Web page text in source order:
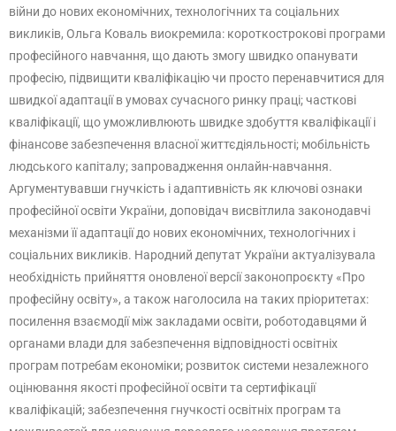
війни до нових економічних, технологічних та соціальних
викликів, Ольга Коваль виокремила: короткострокові програми
професійного навчання, що дають змогу швидко опанувати
професію, підвищити кваліфікацію чи просто перенавчитися для
швидкої адаптації в умовах сучасного ринку праці; часткові
кваліфікації, що уможливлюють швидке здобуття кваліфікації і
фінансове забезпечення власної життєдіяльності; мобільність
людського капіталу; запровадження онлайн-навчання.
Аргументувавши гнучкість і адаптивність як ключові ознаки
професійної освіти України, доповідач висвітлила законодавчі
механізми її адаптації до нових економічних, технологічних і
соціальних викликів. Народний депутат України актуалізувала
необхідність прийняття оновленої версії законопроєкту «Про
професійну освіту», а також наголосила на таких пріоритетах:
посилення взаємодії між закладами освіти, роботодавцями й
органами влади для забезпечення відповідності освітніх
програм потребам економіки; розвиток системи незалежного
оцінювання якості професійної освіти та сертифікації
кваліфікацій; забезпечення гнучкості освітніх програм та